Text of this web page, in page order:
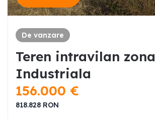
De vanzare
Teren intravilan zona
Industriala
156.000 €
818.828 RON